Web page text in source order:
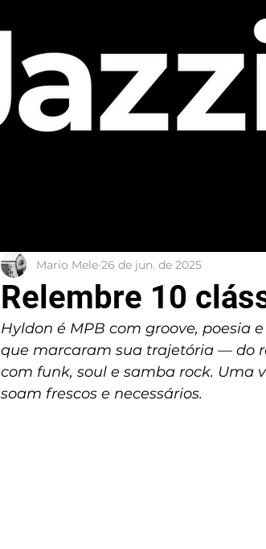
Relembre 10
Mario Mele 26 de jun. de 2025
Hyldon é MPB com groove, poesia
que marcaram sua trajetória — do
com funk, soul e samba rock. Uma
soam frescos e necessários.